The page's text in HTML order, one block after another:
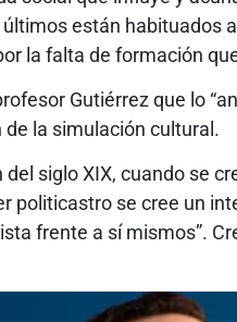
están habituados
la falta de formación
Gutiérrez que lo
la simulación cultural.
siglo XIX, cuando se
politicastro se cree un
frente a sí mismos”.